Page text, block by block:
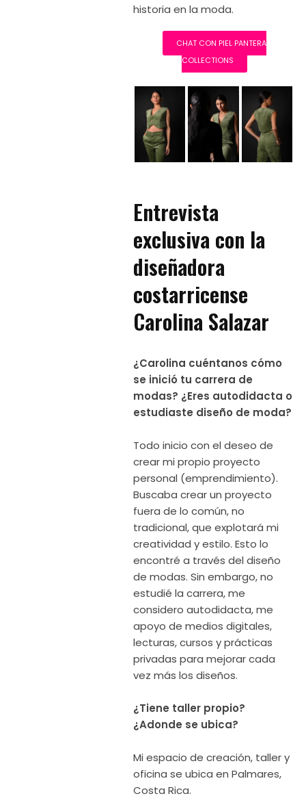
historia en la moda.
CHAT CON PIEL PANTERA
COLLECTIONS
Entrevista
exclusiva con la
diseñadora
costarricense
Carolina Salazar
¿Carolina cuéntanos cómo
se inició tu carrera de
modas? ¿Eres autodidacta o
estudiaste diseño de moda?
Todo inicio con el deseo de
crear mi propio proyecto
personal (emprendimiento).
Buscaba crear un proyecto
fuera de lo común, no
tradicional, que explotará mi
creatividad y estilo. Esto lo
encontré a través del diseño
de modas. Sin embargo, no
estudié la carrera, me
considero autodidacta, me
apoyo de medios digitales,
lecturas, cursos y prácticas
privadas para mejorar cada
vez más los diseños.
¿Tiene taller propio?
¿Adonde se ubica?
Mi espacio de creación, taller y
oficina se ubica en Palmares,
Costa Rica.